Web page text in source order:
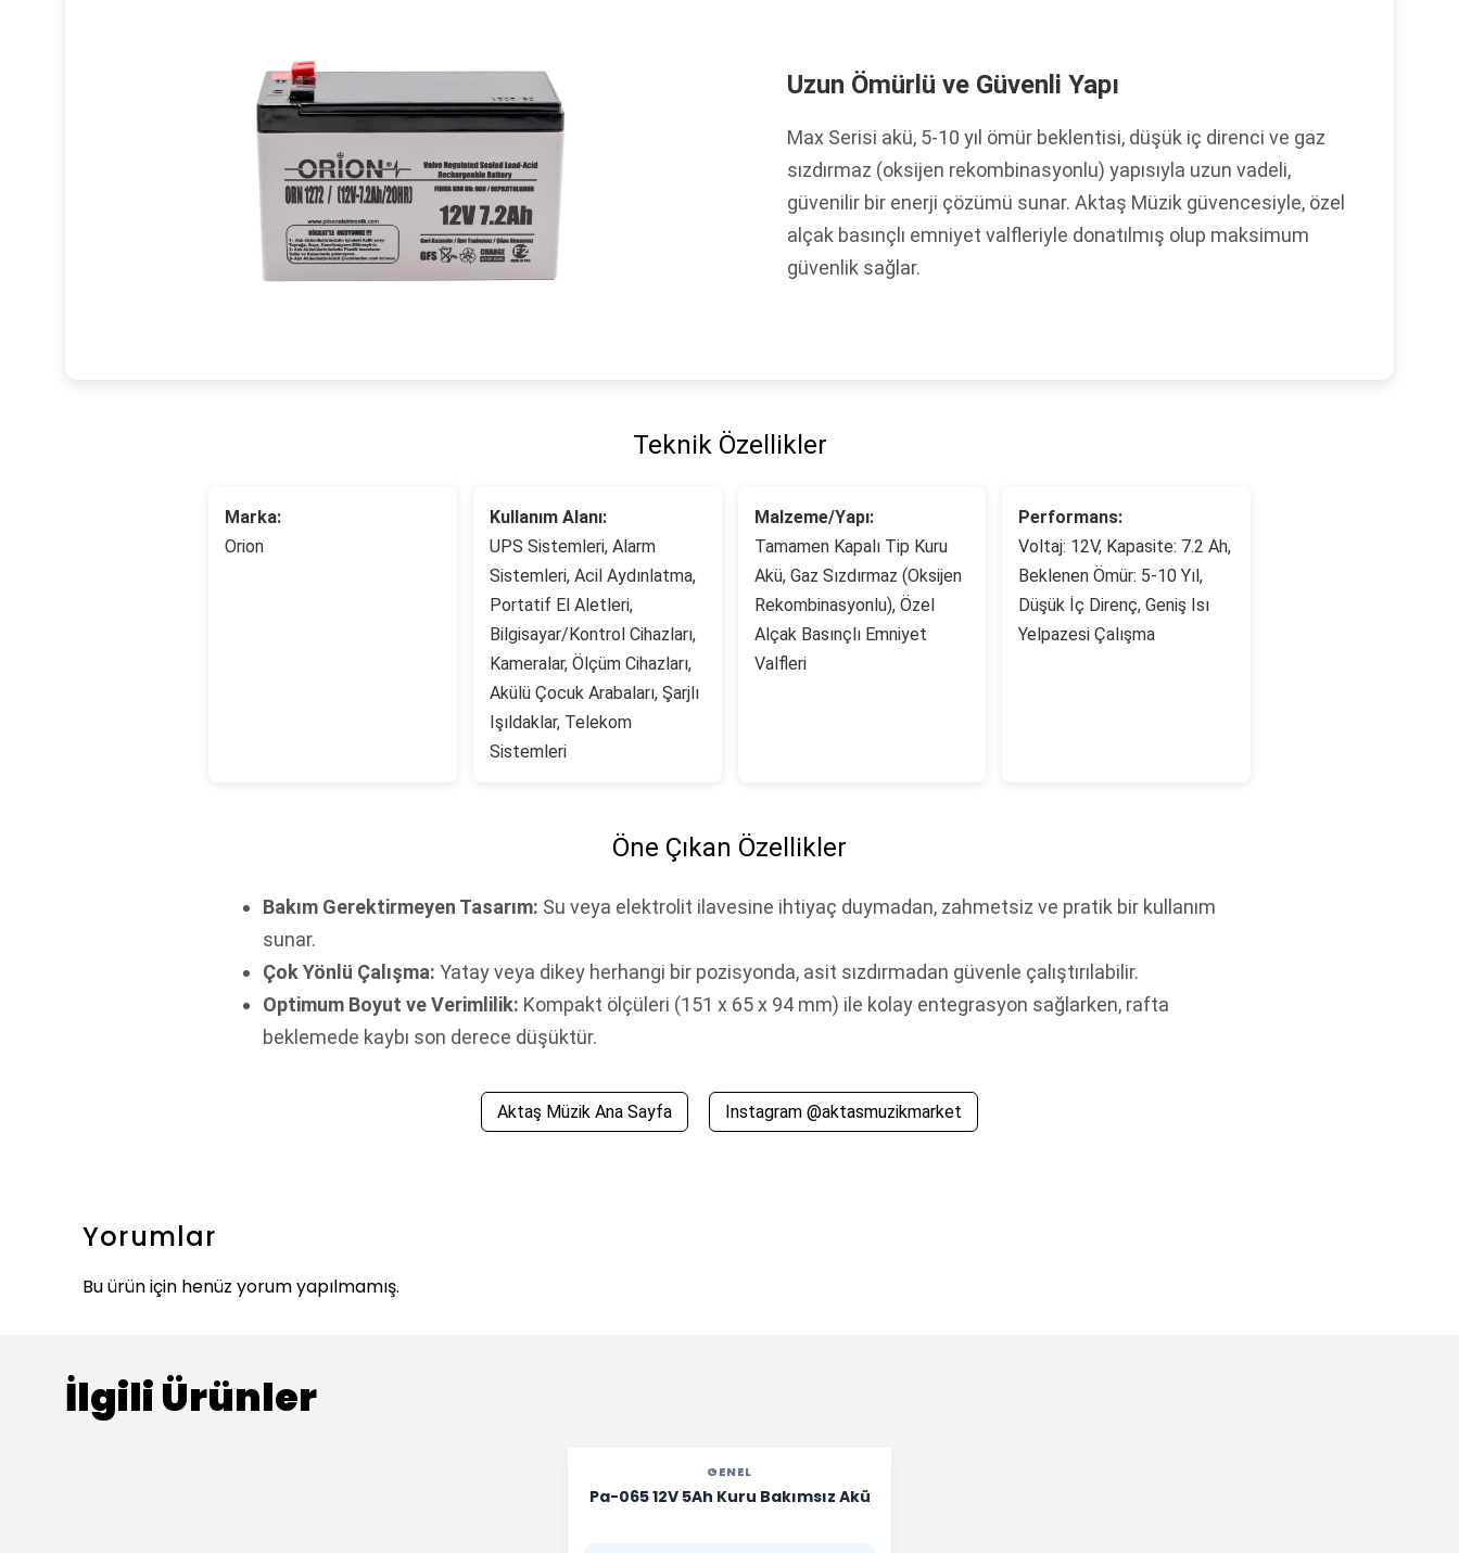
Uzun Ömürlü ve Güvenli Yapı
Max Serisi akü, 5-10 yıl ömür beklentisi, düşük iç direnci ve gaz
sızdırmaz (oksijen rekombinasyonlu) yapısıyla uzun vadeli,
güvenilir bir enerji çözümü sunar. Aktaş Müzik güvencesiyle, özel
alçak basınçlı emniyet valfleriyle donatılmış olup maksimum
güvenlik sağlar.
Teknik Özellikler
Marka:
Orion
Kullanım Alanı:
UPS Sistemleri, Alarm
Sistemleri, Acil Aydınlatma,
Portatif El Aletleri,
Bilgisayar/Kontrol Cihazları,
Kameralar, Ölçüm Cihazları,
Akülü Çocuk Arabaları, Şarjlı
Işıldaklar, Telekom
Sistemleri
Malzeme/Yapı:
Tamamen Kapalı Tip Kuru
Akü, Gaz Sızdırmaz (Oksijen
Rekombinasyonlu), Özel
Alçak Basınçlı Emniyet
Valfleri
Performans:
Voltaj: 12V, Kapasite: 7.2 Ah,
Beklenen Ömür: 5-10 Yıl,
Düşük İç Direnç, Geniş Isı
Yelpazesi Çalışma
Öne Çıkan Özellikler
Bakım Gerektirmeyen Tasarım: Su veya elektrolit ilavesine ihtiyaç duymadan, zahmetsiz ve pratik bir kullanım
sunar.
Çok Yönlü Çalışma: Yatay veya dikey herhangi bir pozisyonda, asit sızdırmadan güvenle çalıştırılabilir.
Optimum Boyut ve Verimlilik: Kompakt ölçüleri (151 x 65 x 94 mm) ile kolay entegrasyon sağlarken, rafta
beklemede kaybı son derece düşüktür.
Aktaş Müzik Ana Sayfa Instagram @aktasmuzikmarket
Yorumlar
Bu ürün için henüz yorum yapılmamış.
İlgili Ürünler
GENEL
Pa-065 12V 5Ah Kuru Bakımsız Akü